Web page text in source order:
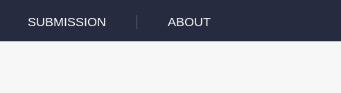
SUBMISSION ABOUT